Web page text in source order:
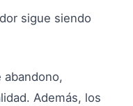
sigue siendo
abandono,
Además, los